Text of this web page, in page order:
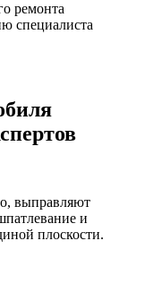
ремонта
специалиста
выправляют
и
плоскости.